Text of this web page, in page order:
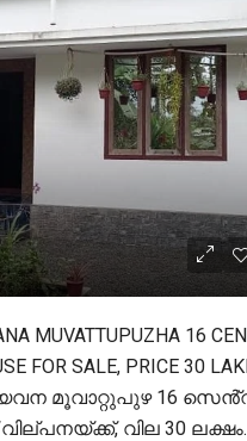
MUVATTUPUZHA 16
FOR SALE, PRICE 30
മൂവാറ്റുപുഴ 16
വില്പനയ്ക്ക്, വില 30 ലക്ഷം.